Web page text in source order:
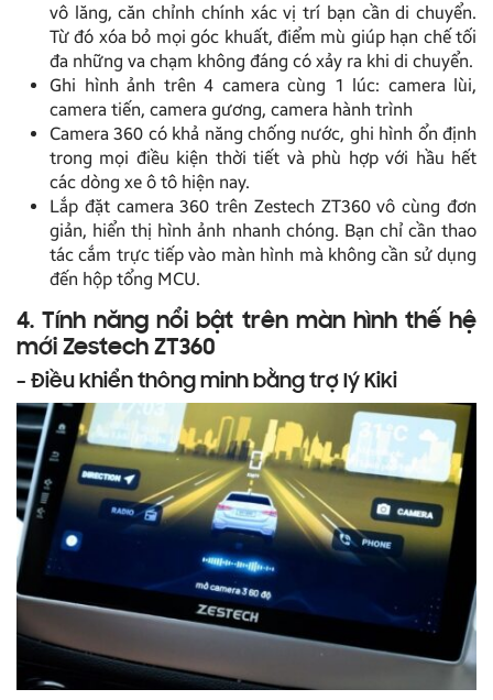
vô lăng, căn chỉnh chính xác vị trí bạn cần di chuyển.
Từ đó xóa bỏ mọi góc khuất, điểm mù giúp hạn chế tối
đa những va chạm không đáng có xảy ra khi di chuyển.
Ghi hình ảnh trên 4 camera cùng 1 lúc: camera lùi,
camera tiến, camera gương, camera hành trình
Camera 360 có khả năng chống nước, ghi hình ổn định
trong mọi điều kiện thời tiết và phù hợp với hầu hết
các dòng xe ô tô hiện nay.
Lắp đặt camera 360 trên Zestech ZT360 vô cùng đơn
giản, hiển thị hình ảnh nhanh chóng. Bạn chỉ cần thao
tác cắm trực tiếp vào màn hình mà không cần sử dụng
đến hộp tổng MCU.
4. Tính năng nổi bật trên màn hình thế hệ
mới Zestech ZT360
– Điều khiển thông minh bằng trợ lý Kiki